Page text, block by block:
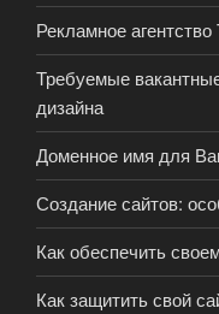
Рекламное
Требуемые
дизайна
Доменное имя для
Создание сайтов:
Как обеспечить
Как защитить свой